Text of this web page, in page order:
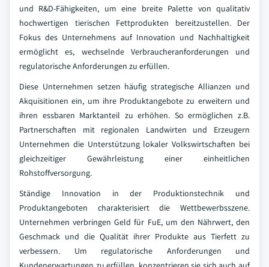
und R&D-Fähigkeiten, um eine breite Palette von qualitativ
hochwertigen tierischen Fettprodukten bereitzustellen. Der
Fokus des Unternehmens auf Innovation und Nachhaltigkeit
ermöglicht es, wechselnde Verbraucheranforderungen und
regulatorische Anforderungen zu erfüllen.
Diese Unternehmen setzen häufig strategische Allianzen und
Akquisitionen ein, um ihre Produktangebote zu erweitern und
ihren essbaren Marktanteil zu erhöhen. So ermöglichen z.B.
Partnerschaften mit regionalen Landwirten und Erzeugern
Unternehmen die Unterstützung lokaler Volkswirtschaften bei
gleichzeitiger Gewährleistung einer einheitlichen
Rohstoffversorgung.
Ständige Innovation in der Produktionstechnik und
Produktangeboten charakterisiert die Wettbewerbsszene.
Unternehmen verbringen Geld für FuE, um den Nährwert, den
Geschmack und die Qualität ihrer Produkte aus Tierfett zu
verbessern. Um regulatorische Anforderungen und